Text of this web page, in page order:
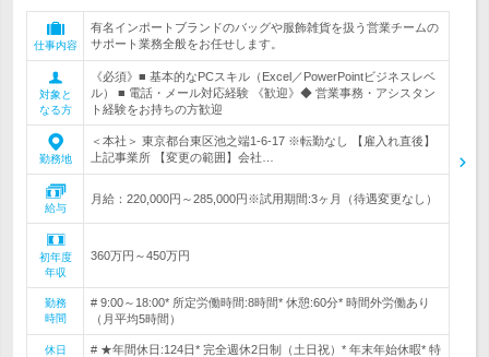
仕事内容
有名インポートブランドのバッグや服飾雑貨を扱う営業チームの
サポート業務全般をお任せします。
対象と
なる方
《必須》■ 基本的なPCスキル（Excel／PowerPointビジネスレベ
ル） ■ 電話・メール対応経験 《歓迎》◆ 営業事務・アシスタン
ト経験をお持ちの方歓迎
勤務地
＜本社＞ 東京都台東区池之端1-6-17 ※転勤なし 【雇入れ直後】
上記事業所 【変更の範囲】会社…
給与
月給：220,000円～285,000円※試用期間:3ヶ月（待遇変更なし）
初年度
年収
360万円～450万円
勤務
時間
# 9:00～18:00* 所定労働時間:8時間* 休憩:60分* 時間外労働あり
（月平均5時間）
休日
# ★年間休日:124日* 完全週休2日制（土日祝）* 年末年始休暇* 特